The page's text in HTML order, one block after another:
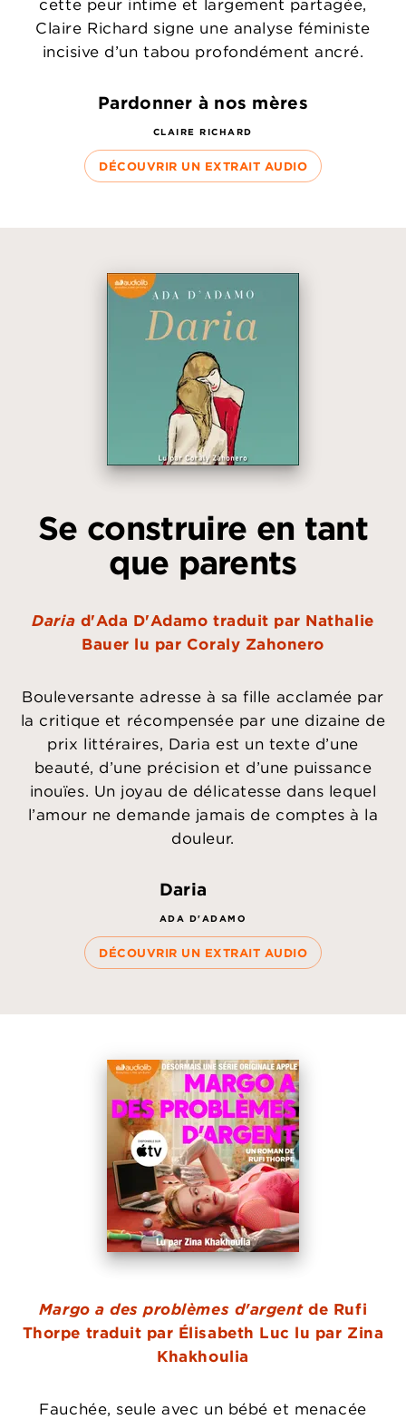
cette peur intime et largement partagée,
Claire Richard signe une analyse féministe
incisive d’un tabou profondément ancré.
Pardonner à nos mères
CLAIRE RICHARD
DÉCOUVRIR UN EXTRAIT AUDIO
Se construire en tant
que parents
Daria d'Ada D'Adamo traduit par Nathalie
Bauer lu par Coraly Zahonero
Bouleversante adresse à sa fille acclamée par
la critique et récompensée par une dizaine de
prix littéraires, Daria est un texte d’une
beauté, d’une précision et d’une puissance
inouïes. Un joyau de délicatesse dans lequel
l’amour ne demande jamais de comptes à la
douleur.
Daria
ADA D'ADAMO
DÉCOUVRIR UN EXTRAIT AUDIO
Margo a des problèmes d'argentde Rufi
Thorpe traduit par Élisabeth Luc lu par Zina
Khakhoulia
Fauchée, seule avec un bébé et menacée